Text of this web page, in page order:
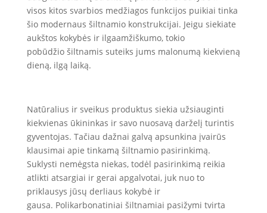
visos kitos svarbios medžiagos funkcijos puikiai tinka
šio modernaus šiltnamio konstrukcijai. Jeigu siekiate
aukštos kokybės ir ilgaamžiškumo, tokio
pobūdžio šiltnamis suteiks jums malonumą kiekvieną
dieną, ilgą laiką.
Natūralius ir sveikus produktus siekia užsiauginti
kiekvienas ūkininkas ir savo nuosavą darželį turintis
gyventojas. Tačiau dažnai galvą apsunkina įvairūs
klausimai apie tinkamą šiltnamio pasirinkimą.
Suklysti nemėgsta niekas, todėl pasirinkimą reikia
atlikti atsargiai ir gerai apgalvotai, juk nuo to
priklausys jūsų derliaus kokybė ir
gausa. Polikarbonatiniai šiltnamiai pasižymi tvirta